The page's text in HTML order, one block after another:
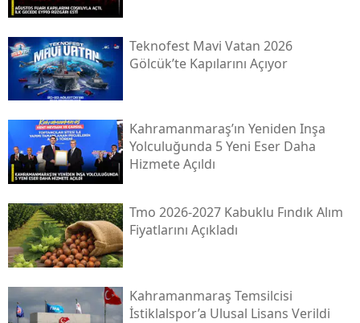
Teknofest Mavi Vatan 2026
Gölcük’te Kapılarını Açıyor
Kahramanmaraş’ın Yeniden Inşa
Yolculuğunda 5 Yeni Eser Daha
Hizmete Açıldı
Tmo 2026-2027 Kabuklu Fındık Alım
Fiyatlarını Açıkladı
Kahramanmaraş Temsilcisi
İstiklalspor’a Ulusal Lisans Verildi